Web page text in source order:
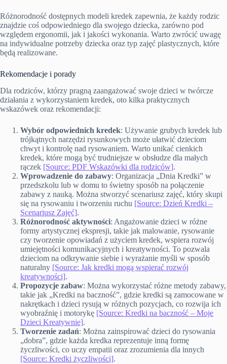
Różnorodność dostępnych modeli kredek zapewnia, że każdy rodzic
znajdzie coś odpowiedniego dla swojego dziecka, zarówno pod
względem ergonomii, jak i jakości wykonania. Warto zwrócić uwagę
na indywidualne potrzeby dziecka oraz typ zajęć plastycznych, które
będą realizowane.
Rekomendacje i porady
Dla rodziców, którzy pragną zaangażować swoje dzieci w twórcze
działania z wykorzystaniem kredek, oto kilka praktycznych
wskazówek oraz rekomendacji:
Wybór odpowiednich kredek: Używanie grubych kredek lub
trójkątnych narzędzi rysunkowych może ułatwić dzieciom
chwyt i kontrolę nad rysowaniem. Warto unikać cienkich
kredek, które mogą być trudniejsze w obsłudze dla małych
rączek [Source: PDF Wskazówki dla rodziców].
Wprowadzenie do zabawy: Organizacja „Dnia Kredki” w
przedszkolu lub w domu to świetny sposób na połączenie
zabawy z nauką. Można stworzyć scenariusz zajęć, który skupi
się na rysowaniu i tworzeniu ruchu [Source: Dzień Kredki –
Scenariusz Zajęć].
Różnorodność aktywności: Angażowanie dzieci w różne
formy artystycznej ekspresji, takie jak malowanie, rysowanie
czy tworzenie opowiadań z użyciem kredek, wspiera rozwój
umiejętności komunikacyjnych i kreatywności. To pozwala
dzieciom na odkrywanie siebie i wyrażanie myśli w sposób
naturalny [Source: Jak kredki mogą wspierać rozwój
kreatywności].
Propozycje zabaw: Można wykorzystać różne metody zabawy,
takie jak „Kredki na baczność”, gdzie kredki są zamocowane w
nakrętkach i dzieci rysują w różnych pozycjach, co rozwija ich
wyobraźnię i motorykę [Source: Kredki na baczność – Moje
Dzieci Kreatywnie].
Tworzenie zadań: Można zainspirować dzieci do rysowania
„dobra”, gdzie każda kredka reprezentuje inną formę
życzliwości, co uczy empatii oraz zrozumienia dla innych
[Source: Kredki życzliwości].